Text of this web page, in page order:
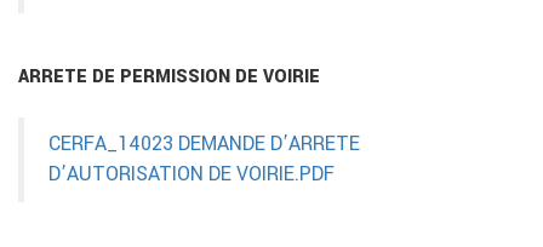
ARRETE DE PERMISSION DE VOIRIE
CERFA_14023 DEMANDE D’ARRETE
D’AUTORISATION DE VOIRIE.PDF